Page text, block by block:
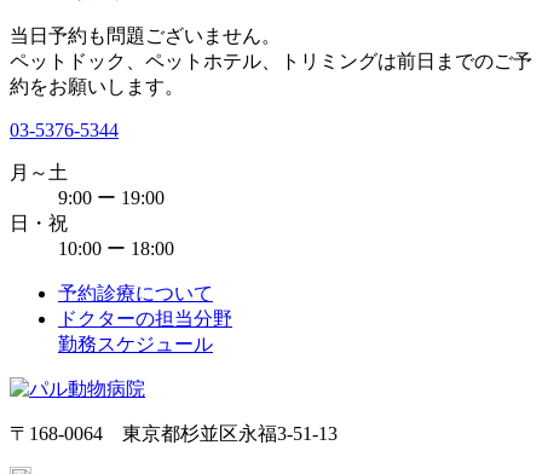
当日予約も問題ございません。
ペットドック、ペットホテル、トリミングは前日までのご予
約をお願いします。
03-5376-5344
月～土
9:00 ー 19:00
日・祝
10:00 ー 18:00
予約診療について
ドクターの担当分野
勤務スケジュール
〒168-0064 東京都杉並区永福3-51-13